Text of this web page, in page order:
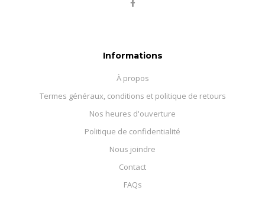
Informations
À propos
Termes généraux, conditions et politique de retours
Nos heures d'ouverture
Politique de confidentialité
Nous joindre
Contact
FAQs